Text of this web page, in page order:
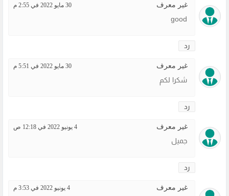
غير معرف 30 مايو 2022 في 2:55 م
good
رد
غير معرف 30 مايو 2022 في 5:51 م
شكرا لكم
رد
غير معرف 4 يونيو 2022 في 12:18 ص
جميل
رد
غير معرف 4 يونيو 2022 في 3:53 م